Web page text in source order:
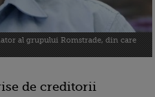
al grupului Romstrade, din care
de creditorii